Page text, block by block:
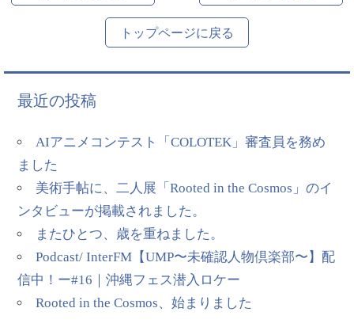
トップページに戻る
最近の投稿
AIアニメコンテスト「COLOTEK」審査員を務め
ました
美術手帖に、二人展「Rooted in the Cosmos」のイ
ンタビューが掲載されました。
またひとつ、歳を重ねました。
Podcast/ InterFM【UMP〜未確認人物倶楽部〜】配
信中！ー#16｜沖縄フェス潜入ロケー
Rooted in the Cosmos、始まりました